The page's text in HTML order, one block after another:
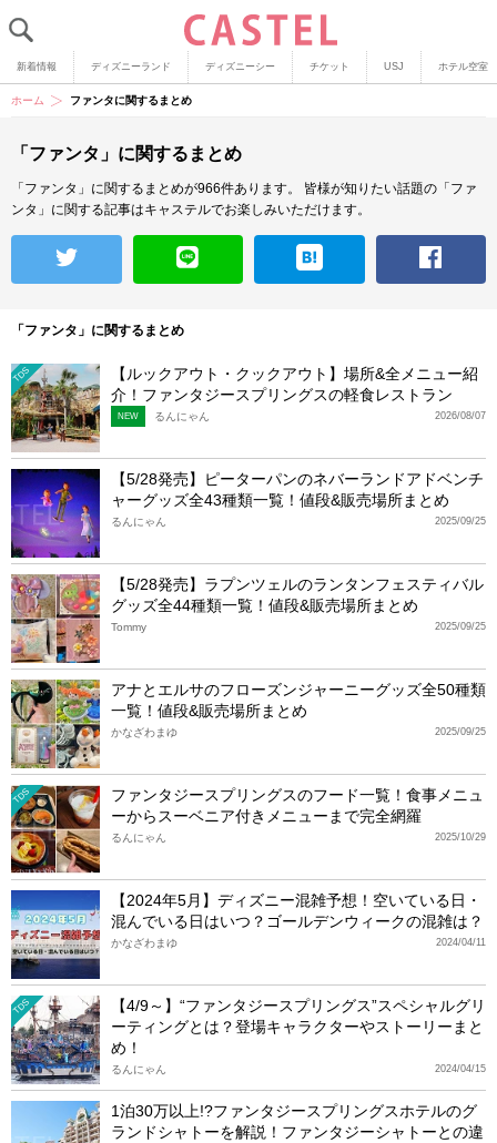
新着情報 ディズニーランド ディズニーシー チケット USJ ホテル空室
ホーム ファンタに関するまとめ
「ファンタ」に関するまとめ
「ファンタ」に関するまとめが966件あります。
皆様が知りたい話題の「ファ
ンタ」に関する記事はキャステルでお楽しみいただけます。
「ファンタ」に関するまとめ
TDS
【ルックアウト・クックアウト】場所&全メニュー紹
介！ファンタジースプリングスの軽食レストラン
2026/08/07
NEW るんにゃん
【5/28発売】ピーターパンのネバーランドアドベンチ
ャーグッズ全43種類一覧！値段&販売場所まとめ
2025/09/25
るんにゃん
【5/28発売】ラプンツェルのランタンフェスティバル
グッズ全44種類一覧！値段&販売場所まとめ
2025/09/25
Tommy
アナとエルサのフローズンジャーニーグッズ全50種類
一覧！値段&販売場所まとめ
2025/09/25
かなざわまゆ
TDS
ファンタジースプリングスのフード一覧！食事メニュ
ーからスーベニア付きメニューまで完全網羅
2025/10/29
るんにゃん
【2024年5月】ディズニー混雑予想！空いている日・
混んでいる日はいつ？ゴールデンウィークの混雑は？
2024/04/11
かなざわまゆ
TDS
【4/9～】“ファンタジースプリングス”スペシャルグリ
ーティングとは？登場キャラクターやストーリーまと
め！
2024/04/15
るんにゃん
1泊30万以上!?ファンタジースプリングスホテルのグ
ランドシャトーを解説！ファンタジーシャトーとの違